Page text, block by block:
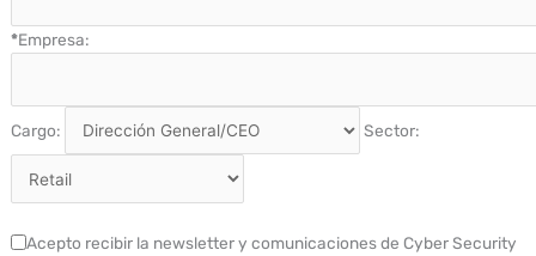
*Empresa:
Cargo: Sector:
Acepto recibir la newsletter y comunicaciones de Cyber Security